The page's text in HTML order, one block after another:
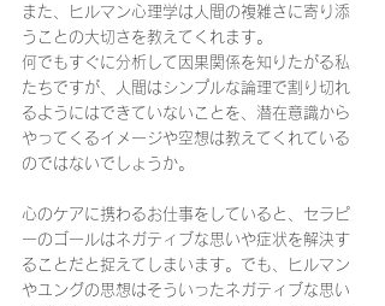
また、ヒルマン心理学は人間の複雑さに寄り添
うことの大切さを教えてくれます。
何でもすぐに分析して因果関係を知りたがる私
たちですが、人間はシンプルな論理で割り切れ
るようにはできていないことを、潜在意識から
やってくるイメージや空想は教えてくれている
のではないでしょうか。
心のケアに携わるお仕事をしていると、セラピ
ーのゴールはネガティブな思いや症状を解決す
ることだと捉えてしまいます。でも、ヒルマン
やユングの思想はそういったネガティブな思い